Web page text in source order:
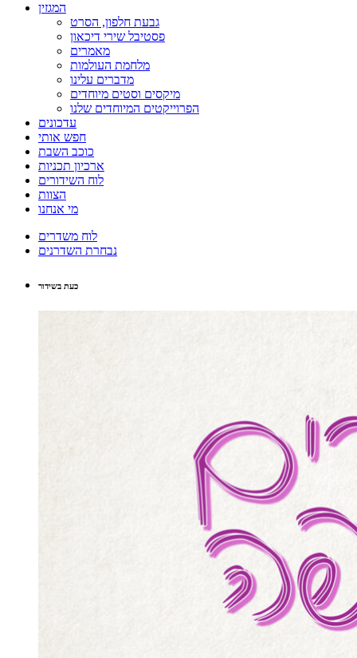
המגזין
גבעת חלפון, הסרט
פסטיבל שירי דיכאון
מאמרים
מלחמת העולמות
מדברים עלינו
מיקסים וסטים מיוחדים
הפרוייקטים המיוחדים שלנו
עדכונים
חפש אותי
כוכב השבת
ארכיון תכניות
לוח השידורים
הצוות
מי אנחנו
לוח משדרים
נבחרת השדרנים
כעת בשידור